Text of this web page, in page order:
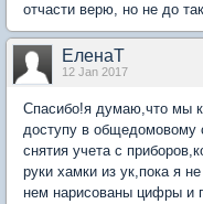
отчасти верю, но не до
ЕленаТ
12 Jan 2017
Спасибо!я думаю,что мы
доступу в общедомовому
снятия учета с
руки хамки из ук,пока я
нем нарисованы цифры и